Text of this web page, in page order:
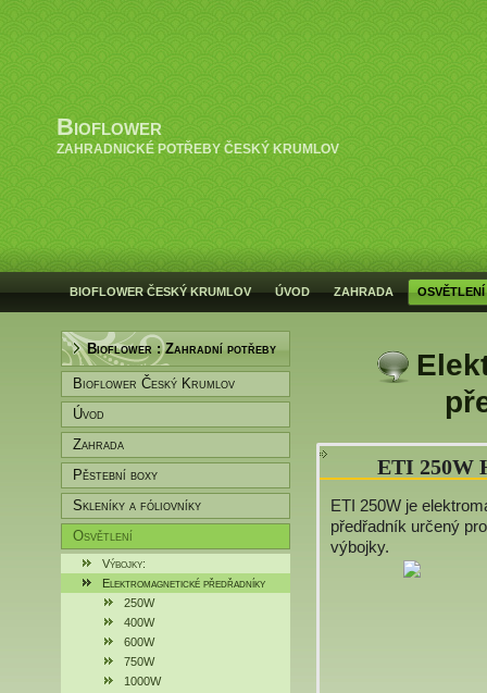
Bioflower
ZAHRADNICKÉ POTŘEBY ČESKÝ KRUMLOV
BIOFLOWER ČESKÝ KRUMLOV ÚVOD ZAHRADA OSVĚTLENÍ
Bioflower : Zahradní potřeby
Bioflower Český Krumlov
Úvod
Zahrada
Pěstební boxy
Skleníky a fóliovníky
Osvětlení
Výbojky:
Elektromagnetické předřadníky
250W
400W
600W
750W
1000W
ETI 250W
ETI 250W je
předřadník určený
výbojky.